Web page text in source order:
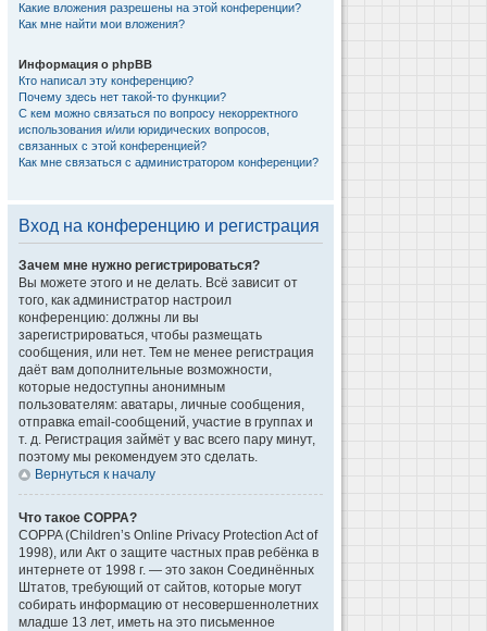
Какие вложения разрешены на этой конференции?
Как мне найти мои вложения?
Информация о phpBB
Кто написал эту конференцию?
Почему здесь нет такой-то функции?
С кем можно связаться по вопросу некорректного
использования и/или юридических вопросов,
связанных с этой конференцией?
Как мне связаться с администратором конференции?
Вход на конференцию и регистрация
Зачем мне нужно регистрироваться?
Вы можете этого и не делать. Всё зависит от
того, как администратор настроил
конференцию: должны ли вы
зарегистрироваться, чтобы размещать
сообщения, или нет. Тем не менее регистрация
даёт вам дополнительные возможности,
которые недоступны анонимным
пользователям: аватары, личные сообщения,
отправка email-сообщений, участие в группах и
т. д. Регистрация займёт у вас всего пару минут,
поэтому мы рекомендуем это сделать.
Вернуться к началу
Что такое COPPA?
COPPA (Children’s Online Privacy Protection Act of
1998), или Акт о защите частных прав ребёнка в
интернете от 1998 г. — это закон Соединённых
Штатов, требующий от сайтов, которые могут
собирать информацию от несовершеннолетних
младше 13 лет, иметь на это письменное